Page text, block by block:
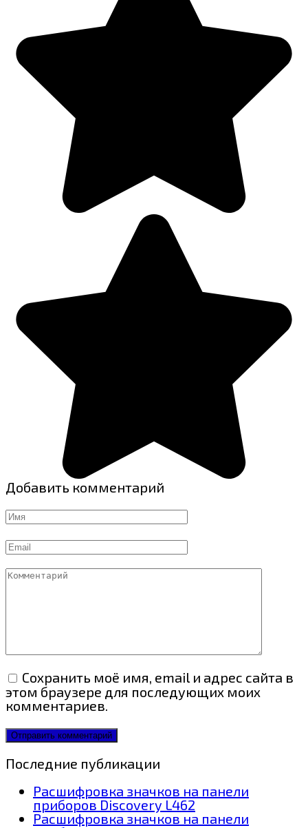
Добавить комментарий
Имя
Email
Комментарий
Сохранить моё имя, email и адрес сайта в
этом браузере для последующих моих
комментариев.
Последние публикации
Расшифровка значков на панели
приборов Discovery L462
Расшифровка значков на панели